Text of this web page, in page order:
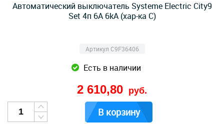
Автоматический выключатель Systeme Electric City9
Set 4п 6A 6kA (хар-ка C)
Артикул C9F36406
Есть в наличии
2 610,80 руб.
В корзину